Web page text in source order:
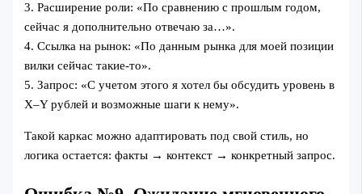
3. Расширение роли: «По сравнению с прошлым годом,
сейчас я дополнительно отвечаю за…».
4. Ссылка на рынок: «По данным рынка для моей позиции
вилки сейчас такие-то».
5. Запрос: «С учетом этого я хотел бы обсудить уровень в
Х–Y рублей и возможные шаги к нему».
Такой каркас можно адаптировать под свой стиль, но
логика остается: факты → контекст → конкретный запрос.